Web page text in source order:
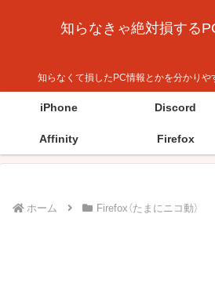
知らなきゃ絶対損する
知らなくて損したPC情報とかを分かりや
iPhone Discord
Affinity Firefox
ホーム Firefox（たまにニコ動）